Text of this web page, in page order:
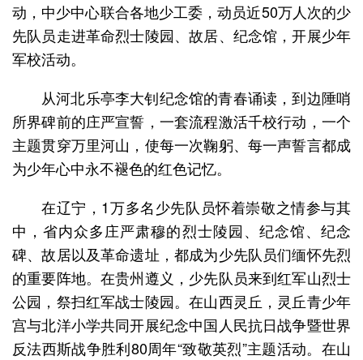
动，中少中心联合各地少工委，动员近50万人次的少
先队员走进革命烈士陵园、故居、纪念馆，开展少年
军校活动。
从河北乐亭李大钊纪念馆的青春诵读，到边陲哨
所界碑前的庄严宣誓，一套流程激活千校行动，一个
主题贯穿万里河山，使每一次鞠躬、每一声誓言都成
为少年心中永不褪色的红色记忆。
在辽宁，1万多名少先队员怀着崇敬之情参与其
中，省内众多庄严肃穆的烈士陵园、纪念馆、纪念
碑、故居以及革命遗址，都成为少先队员们缅怀先烈
的重要阵地。在贵州遵义，少先队员来到红军山烈士
公园，祭扫红军战士陵园。在山西灵丘，灵丘青少年
宫与北洋小学共同开展纪念中国人民抗日战争暨世界
反法西斯战争胜利80周年“致敬英烈”主题活动。在山